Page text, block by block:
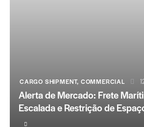
CARGO SHIPMENT, COMMERCIAL
Alerta de Mercado: Frete
Escalada e Restrição de